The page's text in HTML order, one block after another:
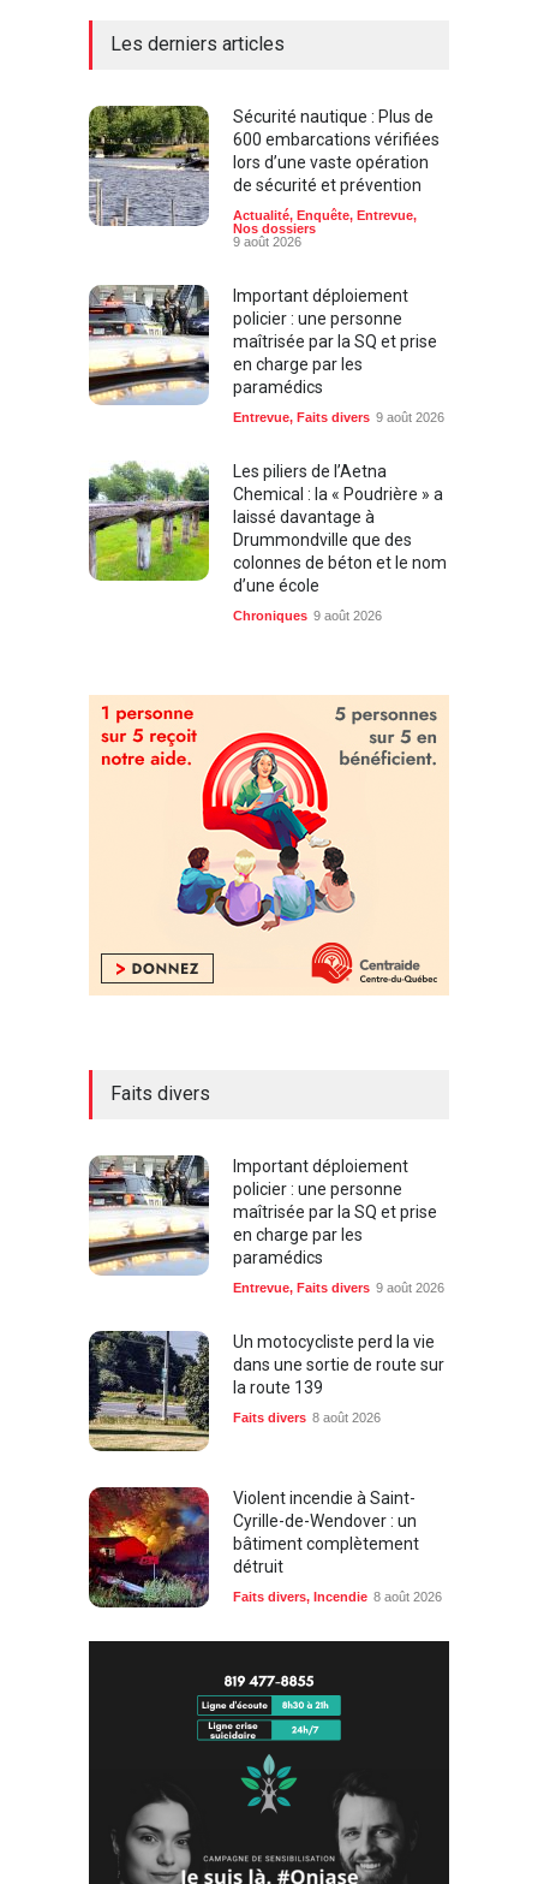
Les derniers articles
Sécurité nautique : Plus de
600 embarcations vérifiées
lors d’une vaste opération
de sécurité et prévention
Actualité, Enquête, Entrevue,
Nos dossiers
9 août 2026
Important déploiement
policier : une personne
maîtrisée par la SQ et prise
en charge par les
paramédics
Entrevue, Faits divers 9 août 2026
Les piliers de l’Aetna
Chemical : la « Poudrière » a
laissé davantage à
Drummondville que des
colonnes de béton et le nom
d’une école
Chroniques 9 août 2026
Faits divers
Important déploiement
policier : une personne
maîtrisée par la SQ et prise
en charge par les
paramédics
Entrevue, Faits divers 9 août 2026
Un motocycliste perd la vie
dans une sortie de route sur
la route 139
Faits divers 8 août 2026
Violent incendie à Saint-
Cyrille-de-Wendover : un
bâtiment complètement
détruit
Faits divers, Incendie 8 août 2026